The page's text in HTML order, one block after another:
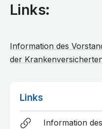
Links:
Information des
der
Links
Information